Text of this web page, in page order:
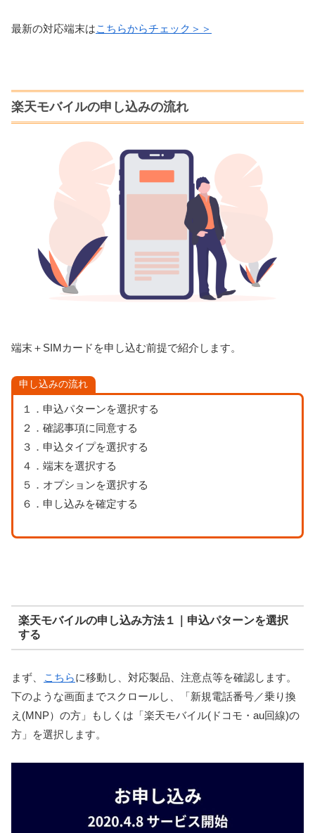
最新の対応端末はこちらからチェック＞＞
楽天モバイルの申し込みの流れ
端末＋SIMカードを申し込む前提で紹介します。
申し込みの流れ
１．申込パターンを選択する
２．確認事項に同意する
３．申込タイプを選択する
４．端末を選択する
５．オプションを選択する
６．申し込みを確定する
楽天モバイルの申し込み方法１｜申込パターンを選択
する
まず、 こちらに移動し、対応製品、注意点等を確認します。
下のような画面までスクロールし、「新規電話番号／乗り換
え(MNP）の方」もしくは「楽天モバイル(ドコモ・au回線)の
方」を選択します。